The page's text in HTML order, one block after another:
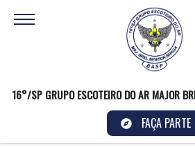
16°/SP GRUPO ESCOTEIRO DO AR MAJOR
FAÇA PARTE